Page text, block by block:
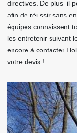
directives. De plus, il
afin de réussir sans
équipes connaissent
les entretenir suivant
encore à contacter
votre devis !